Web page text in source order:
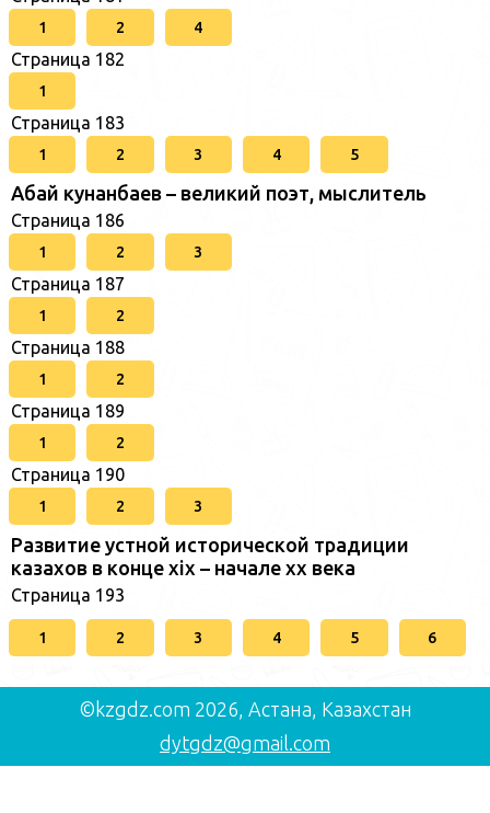
1 2 4
Страница 182
1
Страница 183
1 2 3 4 5
Абай кунанбаев – великий поэт, мыслитель
Страница 186
1 2 3
Страница 187
1 2
Страница 188
1 2
Страница 189
1 2
Страница 190
1 2 3
Развитие устной исторической традиции
казахов в конце xіх – начале хх века
Страница 193
1 2 3 4 5 6
©kzgdz.com 2026, Астана, Казахстан
dytgdz@gmail.com